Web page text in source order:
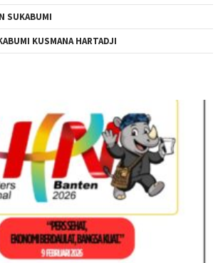
SUKABUMI
KUSMANA HARTADJI